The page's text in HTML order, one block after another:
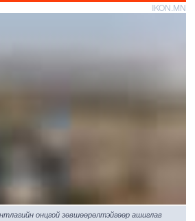
IKON.MN
онцгой зөвшөөрөлтэйгөөр ашиглав